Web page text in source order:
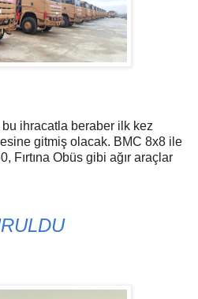
ihracatla beraber ilk kez
gitmiş olacak. BMC 8x8 ile
Fırtına Obüs gibi ağır araçlar